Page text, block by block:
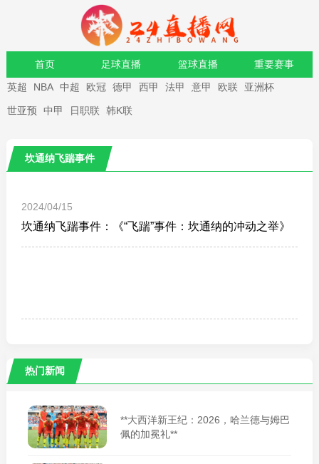
首页 足球直播 篮球直播 重要赛事
资讯 录像
英超 NBA 中超 欧冠 德甲 西甲 法甲 意甲 欧联 亚洲杯
世亚预 中甲 日职联 韩K联
坎通纳飞踹事件
2024/04/15
坎通纳飞踹事件：《“飞踹”事件：坎通纳的冲动之举》
热门新闻
**大西洋新王纪：2026，哈兰德与姆巴
佩的加冕礼**